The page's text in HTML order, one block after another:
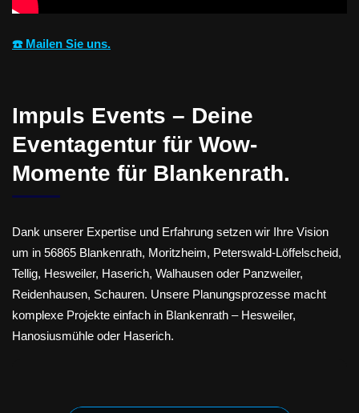
☎️ Mailen Sie uns.
Impuls Events – Deine
Eventagentur für Wow-
Momente für Blankenrath.
Dank unserer Expertise und Erfahrung setzen wir Ihre Vision
um in 56865 Blankenrath, Moritzheim, Peterswald-Löffelscheid,
Tellig, Hesweiler, Haserich, Walhausen oder Panzweiler,
Reidenhausen, Schauren. Unsere Planungsprozesse macht
komplexe Projekte einfach in Blankenrath – Hesweiler,
Hanosiusmühle oder Haserich.